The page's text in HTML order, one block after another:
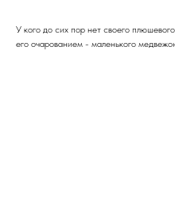
У кого до сих пор нет своего
его очарованием - маленького